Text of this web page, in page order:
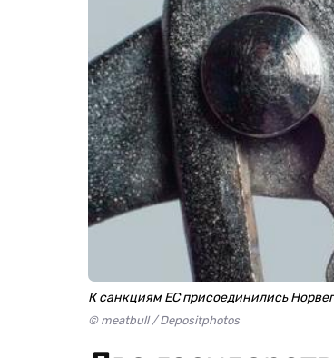
К санкциям ЕС присоединились
© meatbull / Depositphotos